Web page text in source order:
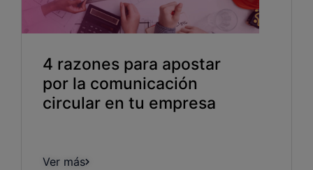
4 razones para apostar
por la comunicación
circular en tu empresa
Ver más